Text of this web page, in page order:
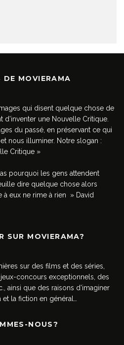
DE MOVIERAMA
qui disent quelque chose de
d’inventer une Nouvelle Critique.
du passé, en préservant ce qui
nous illuminer. Notre slogan :
Critique »
pourquoi les gens attendent
dire quelque chose alors
à eux ne rime à rien » David
SUR MOVIERAMA?
sur des films et des séries,
concours exceptionnels, des
ainsi que des raisons d’imaginer
la fiction en général…
NOUS?